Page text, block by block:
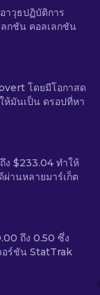
าวุธปฏิบัติการ
กชัน คอลเลกชัน
โดยมีโอกาสด
ห้มันเป็น ดรอปที่หา
ง $233.04 ทำให้
านหลายมาร์เก็ต
ถึง 0.50 ซึ่ง
อร์ชัน StatTrak